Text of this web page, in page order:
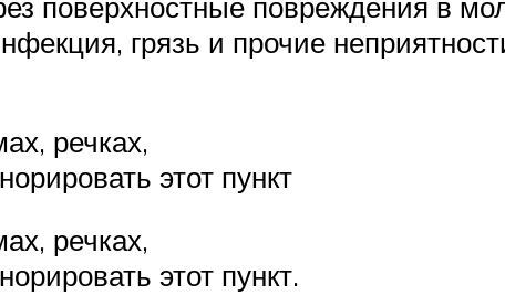
грязь и прочие
речках,
этот пункт
речках,
этот пункт.